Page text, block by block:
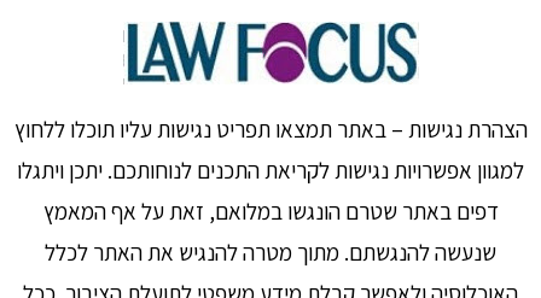
הצהרת נגישות – באתר תמצאו תפריט נגישות עליו תוכלו ללחוץ
למגוון אפשרויות נגישות לקריאת התכנים לנוחותכם. יתכן ויתגלו
דפים באתר שטרם הונגשו במלואם, זאת על אף המאמץ
שנעשה להנגשתם. מתוך מטרה להנגיש את האתר לכלל